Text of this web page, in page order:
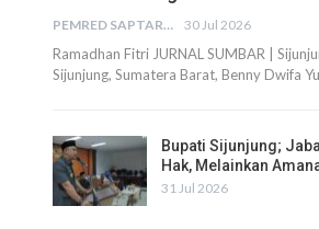
PEMRED SAPTARIUS 30 Jul 2026
Ramadhan Fitri JURNAL SUMBAR |
Sijunjung, Sumatera Barat, Benny Dwifa
Bupati Sijunjung;
Hak, Melainkan
31 Jul 2026